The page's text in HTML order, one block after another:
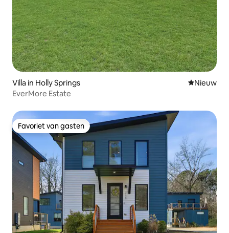
Villa in Holly Springs Nieuwe
Nieuw
EverMore Estate
Favoriet van gasten
Favoriet van gasten